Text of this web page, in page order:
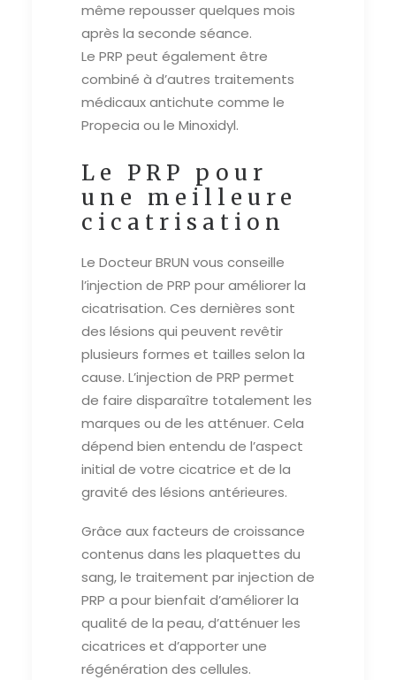
même repousser quelques mois
après la seconde séance.
Le PRP peut également être
combiné à d’autres traitements
médicaux antichute comme le
Propecia ou le Minoxidyl.
Le PRP pour
une meilleure
cicatrisation
Le Docteur BRUN vous conseille
l’injection de PRP pour améliorer la
cicatrisation. Ces dernières sont
des lésions qui peuvent revêtir
plusieurs formes et tailles selon la
cause. L’injection de PRP permet
de faire disparaître totalement les
marques ou de les atténuer. Cela
dépend bien entendu de l’aspect
initial de votre cicatrice et de la
gravité des lésions antérieures.
Grâce aux facteurs de croissance
contenus dans les plaquettes du
sang, le traitement par injection de
PRP a pour bienfait d’améliorer la
qualité de la peau, d’atténuer les
cicatrices et d’apporter une
régénération des cellules.